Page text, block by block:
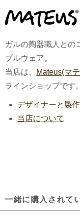
ガルの陶器職人との
ブルウェア。
当店は、
Mateus(マ
ラインショップです。
デザイナーと製
当店について
一緒に購入されて